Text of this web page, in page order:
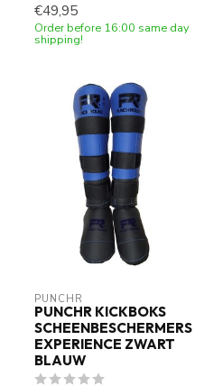
€49,95
Order before 16:00 same day
shipping!
PUNCHR
PUNCHR KICKBOKS
SCHEENBESCHERMERS
EXPERIENCE ZWART
BLAUW